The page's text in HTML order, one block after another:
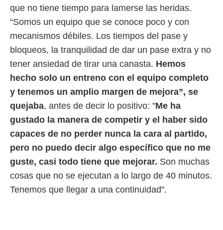
que no tiene tiempo para lamerse las heridas.
“Somos un equipo que se conoce poco y con
mecanismos débiles. Los tiempos del pase y
bloqueos, la tranquilidad de dar un pase extra y no
tener ansiedad de tirar una canasta. Hemos
hecho solo un entreno con el equipo completo
y tenemos un amplio margen de mejora”, se
quejaba, antes de decir lo positivo: "Me ha
gustado la manera de competir y el haber sido
capaces de no perder nunca la cara al partido,
pero no puedo decir algo específico que no me
guste, casi todo tiene que mejorar. Son muchas
cosas que no se ejecutan a lo largo de 40 minutos.
Tenemos que llegar a una continuidad".